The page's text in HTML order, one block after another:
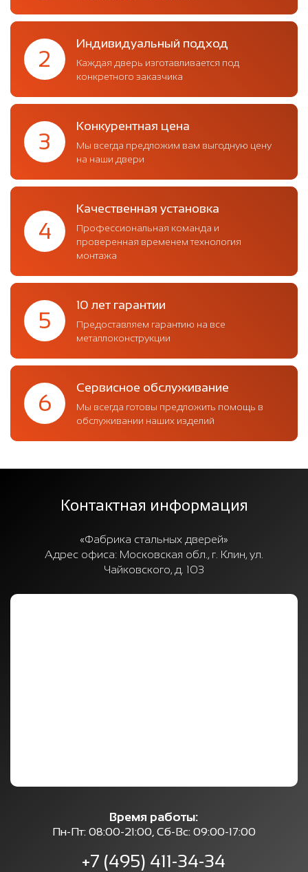
2
Индивидуальный подход
Каждая дверь изготавливается под
конкретного заказчика
3
Конкурентная цена
Мы всегда предложим вам выгодную цену
на наши двери
4
Качественная установка
Профессиональная команда и
проверенная временем технология
монтажа
5
10 лет гарантии
Предоставляем гарантию на все
металлоконструкции
6
Сервисное обслуживание
Мы всегда готовы предложить помощь в
обслуживании наших изделий
Контактная информация
«Фабрика стальных дверей»
Адрес офиса: Московская обл., г. Клин, ул.
Чайковского, д. 103
Время работы:
Пн-Пт: 08:00-21:00, Сб-Вс: 09:00-17:00
+7 (495) 411-34-34